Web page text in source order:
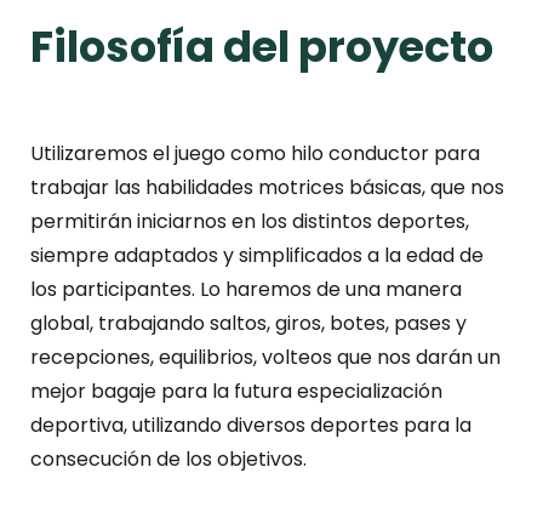
Filosofía del proyecto
Utilizaremos el juego como hilo conductor para
trabajar las habilidades motrices básicas, que nos
permitirán iniciarnos en los distintos deportes,
siempre adaptados y simplificados a la edad de
los participantes. Lo haremos de una manera
global, trabajando saltos, giros, botes, pases y
recepciones, equilibrios, volteos que nos darán un
mejor bagaje para la futura especialización
deportiva, utilizando diversos deportes para la
consecución de los objetivos.